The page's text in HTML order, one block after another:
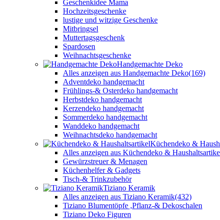
Geschenkidee Mama
Hochzeitsgeschenke
lustige und witzige Geschenke
Mitbringsel
Muttertagsgeschenk
Spardosen
Weihnachtsgeschenke
Handgemachte Deko
Alles anzeigen aus Handgemachte Deko(169)
Adventdeko handgemacht
Frühlings-& Osterdeko handgemacht
Herbstdeko handgemacht
Kerzendeko handgemacht
Sommerdeko handgemacht
Wanddeko handgemacht
Weihnachtsdeko handgemacht
Küchendeko &
Alles anzeigen aus Küchendeko &
Gewürzstreuer & Menagen
Küchenhelfer & Gadgets
Tisch-& Trinkzubehör
Tiziano Keramik
Alles anzeigen aus Tiziano Keramik(432)
Tiziano Blumentöpfe ,Pflanz-& Dekoschalen
Tiziano Deko Figuren